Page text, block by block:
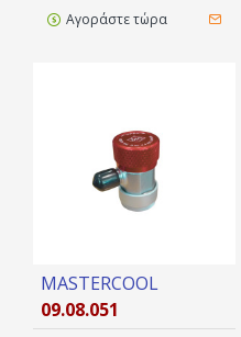
Αγοράστε τώρα
MASTERCOOL
09.08.051